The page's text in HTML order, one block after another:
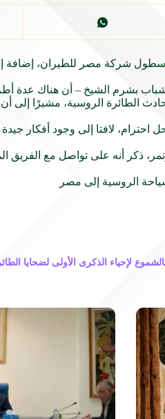
أسطول شركة مصر للطيران، إضافة
بشرم الشيخ – أن هناك عدة
الطائرة الروسية، مشيرًا إلى
لافتا إلى وجود أفكار
ذكر أنه على تواصل مع الفريق
الروسية إلى مصر
لإحياء الذكرى الأولى لضحايا